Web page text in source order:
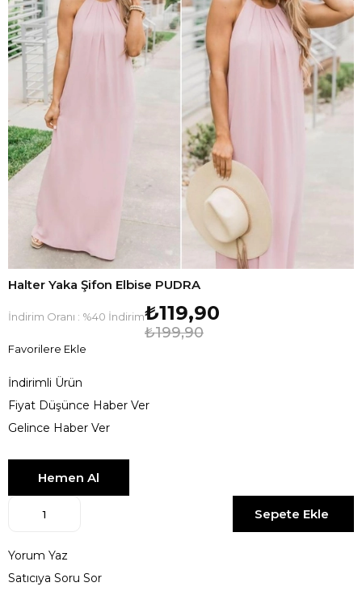
Halter Yaka Şifon Elbise PUDRA
İndirim Oranı : %40 İndirim
₺199,90
₺119,90
Favorilere Ekle
İndirimli Ürün
Fiyat Düşünce Haber Ver
Gelince Haber Ver
Yorum Yaz
Satıcıya Soru Sor